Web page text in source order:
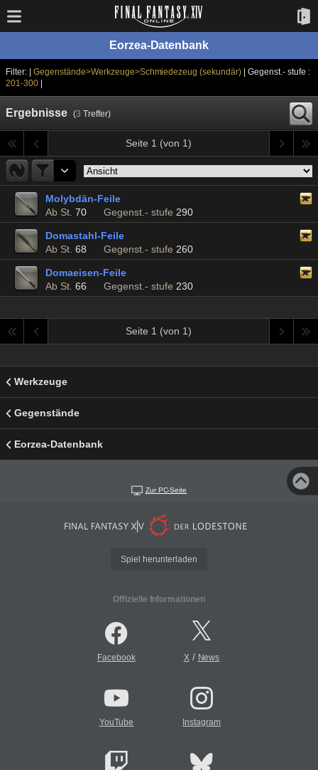
Eorzea-Datenbank
Filter: | Gegenstände>Werkzeuge>Schmiedezeug (sekundär)
| Gegenst.- stufe :
201-300|
Ergebnisse (3 Treffer)
Seite 1 (von 1)
Molybdän-Feile
Ab St. 70 Gegenst.- stufe 290
Domastahl-Feile
Ab St. 68 Gegenst.- stufe 260
Domaeisen-Feile
Ab St. 66 Gegenst.- stufe 230
Seite 1 (von 1)
Werkzeuge
Gegenstände
Eorzea-Datenbank
Zur PC-Seite
Spiel herunterladen
Offizielle Informationen
Facebook X/ News
YouTube Instagram